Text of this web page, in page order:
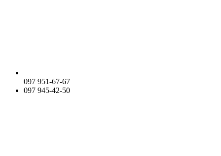
097 951-67-67
097 945-42-50